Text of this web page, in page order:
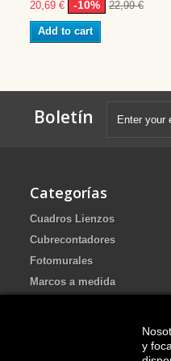
20,69 € -10% 22,99 €
Add to cart
Boletín
Categorías
Cuadros Lienzos
Cubrecontadores
Fotomurales
Marcos a medida
y